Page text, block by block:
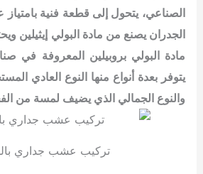
الصناعي، يتحول إلى قطعة فنية بامتياز
الجدرانيصنع من مادة البولي إيثيلين
مادة البولي بروبيلين المعروفة في
يتوفر بعدة أنواع منها النوع العادي
والنوع الجمالي الذي يضيف لمسة من
تركيب عشب جداري